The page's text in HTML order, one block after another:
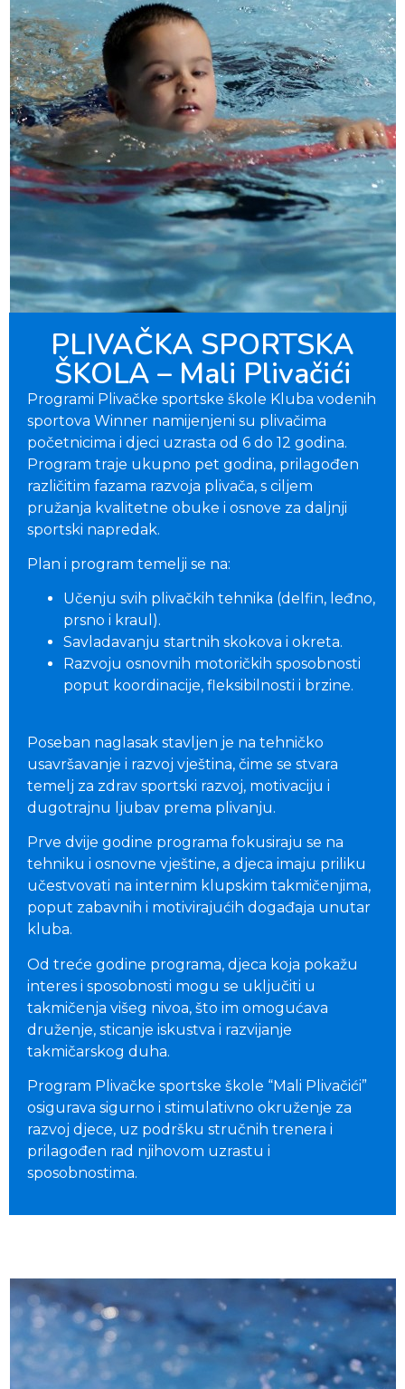
PLIVAČKA SPORTSKA
ŠKOLA – Mali Plivačići
Programi Plivačke sportske škole Kluba vodenih
sportova Winner namijenjeni su plivačima
početnicima i djeci uzrasta od 6 do 12 godina.
Program traje ukupno pet godina, prilagođen
različitim fazama razvoja plivača, s ciljem
pružanja kvalitetne obuke i osnove za daljnji
sportski napredak.
Plan i program temelji se na:
Učenju svih plivačkih tehnika (delfin, leđno,
prsno i kraul).
Savladavanju startnih skokova i okreta.
Razvoju osnovnih motoričkih sposobnosti
poput koordinacije, fleksibilnosti i brzine.
Poseban naglasak stavljen je na tehničko
usavršavanje i razvoj vještina, čime se stvara
temelj za zdrav sportski razvoj, motivaciju i
dugotrajnu ljubav prema plivanju.
Prve dvije godine programa fokusiraju se na
tehniku i osnovne vještine, a djeca imaju priliku
učestvovati na internim klupskim takmičenjima,
poput zabavnih i motivirajućih događaja unutar
kluba.
Od treće godine programa, djeca koja pokažu
interes i sposobnosti mogu se uključiti u
takmičenja višeg nivoa, što im omogućava
druženje, sticanje iskustva i razvijanje
takmičarskog duha.
Program Plivačke sportske škole “Mali Plivačići”
osigurava sigurno i stimulativno okruženje za
razvoj djece, uz podršku stručnih trenera i
prilagođen rad njihovom uzrastu i
sposobnostima.